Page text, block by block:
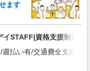
ます
イSTAFF|資格支援制度あ
払い有/交通費全支給(ガ